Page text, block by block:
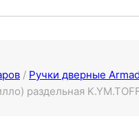
/ Ручки дверные
раздельная